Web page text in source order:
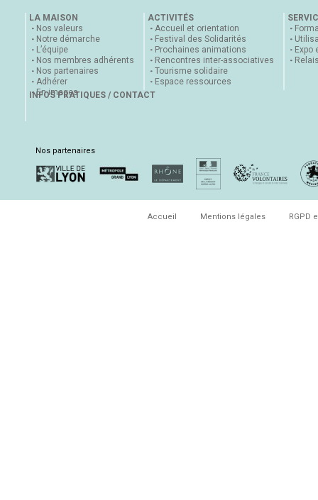
LA MAISON
Nos valeurs
Notre démarche
L’équipe
Nos membres adhérents
Nos partenaires
Adhérer
En images
ACTIVITÉS
Accueil et orientation
Festival des Solidarités
Prochaines animations
Rencontres inter-associatives
Tourisme solidaire
Espace ressources
Expo
INFOS PRATIQUES / CONTACT
Nos partenaires
Accueil Mentions légales RGPD